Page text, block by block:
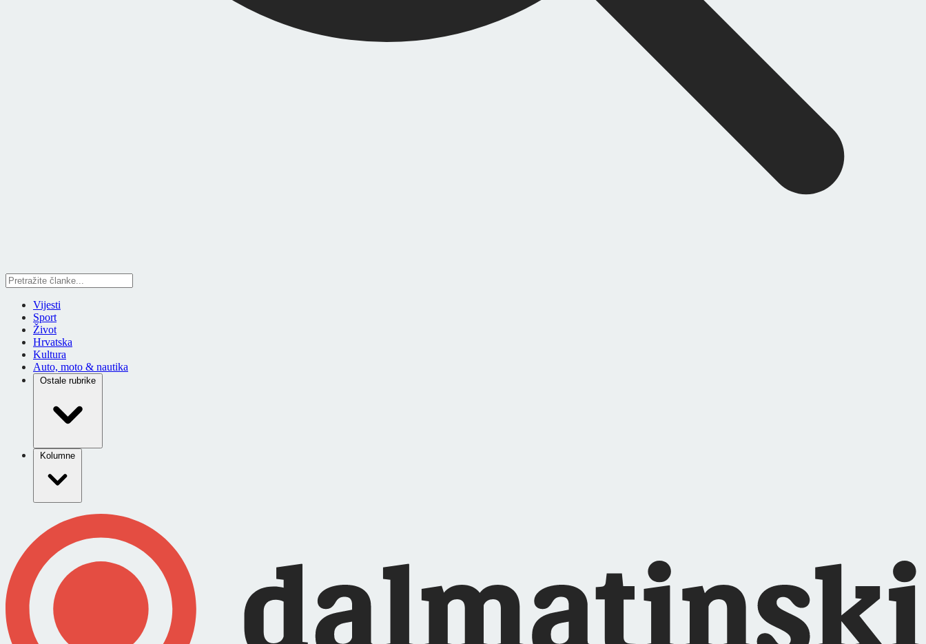
Vijesti
Sport
Život
Hrvatska
Kultura
Auto, moto & nautika
Ostale rubrike
Kolumne